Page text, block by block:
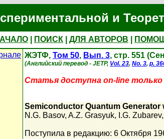
и
ПОИСК ДЛЯ АВТОРОВ
ЖЭТФ, Том 50, Вып. 3, стр. 551
(Английский перевод - JETP, Vol. 23, No. 3, p.
Статья доступна on-line только
Semiconductor Quantum
N.G. Basov, A.Z. Grasyuk, I.G. Zubarev,
Поступила в редакцию: 6 Октября